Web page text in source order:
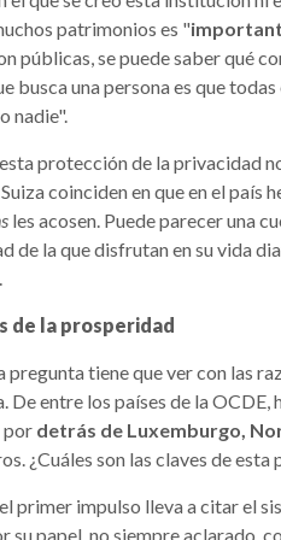
patrimonios es "
públicas, se puede saber qué
busca una persona es que
nadie".
protección de la privacidad
coinciden en que en el país
les acosen. Puede parecer una
de la que disfrutan en su vida
de la prosperidad
pregunta tiene que ver con las
De entre los países de la OCDE,
por detrás de Luxemburgo,
¿Cuáles son las claves de esta
primer impulso lleva a citar el
su papel, no siempre aclarado,